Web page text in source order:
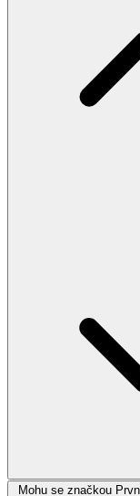
Mohu se značkou